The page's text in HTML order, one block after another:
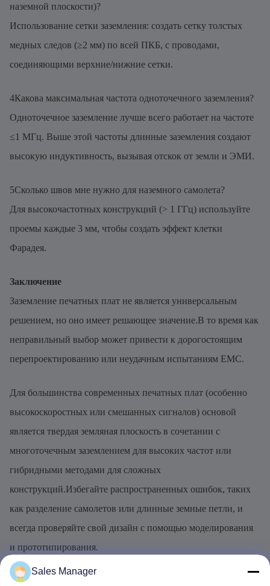
наземной плоскости)?
Использование сетки заземления: создать сетку толстых
медных следов (≥2 мм) по всей ПКБ, с проводами,
соединяющими верхние/нижние сетки.
4Какова максимальная частота одноточечного заземления?
Одноточечное заземление лучше всего работает на частоте
≤1 МГц. Выше этой частоты длинные заземления создают
высокую индуктивность, вызывая отскок от земли и ЭМИ.
5Сколько швов мне нужно для наземного самолета?
Для высокочастотных конструкций (> 1 ГГц) используйте
проемы каждые 3 мм, чтобы создать эффект клетки
Фарадея.
Заключение
Заземление печатных плат не является универсальным
решением, но оно имеет решающее значение.В то время как
неправильный выбор может привести к дорогостоящим
перепроектированию или неудачным испытаниям EMC.
Для большинства современных печатных плат (особенно
высокоскоростных или смешанных сигналов) основой
является твердая земляная плоскость в сочетании с
многоточечным заземлением для высоких частот или
гибридными методами для сложных
конструкций.Избегайте распространенных ошибок, таких
как разделение самолетов или длинные земные петли, и
всегда проверяйте свой дизайн с помощью моделирования
и прототипирования.
По мере того, как ПКБ растут быстрее (например, 112G
Sales Manager